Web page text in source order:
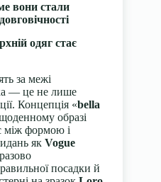
вони стали
одяг стає
за межі
— це не лише
Концепція «bella
образі
між формою і
як Vogue
посадки й